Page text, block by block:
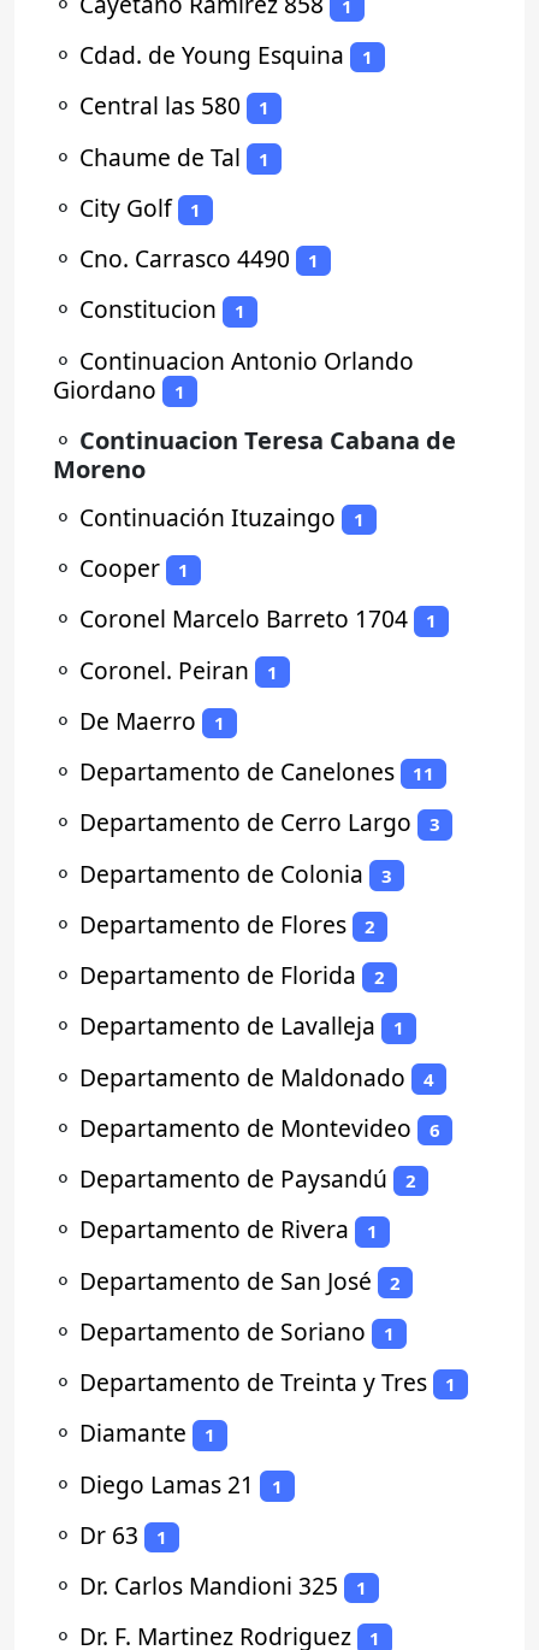
1
⚬ Cdad. de Young Esquina 1
⚬ Central las 580 1
⚬ Chaume de Tal 1
⚬ City Golf 1
⚬ Cno. Carrasco 4490 1
⚬ Constitucion 1
⚬ Continuacion Antonio Orlando
Giordano
1
⚬ Continuacion Teresa Cabana de
Moreno
⚬ Continuación Ituzaingo 1
⚬ Cooper 1
⚬ Coronel Marcelo Barreto 1704 1
⚬ Coronel. Peiran 1
⚬ De Maerro 1
⚬ Departamento de Canelones 11
⚬ Departamento de Cerro Largo 3
⚬ Departamento de Colonia 3
⚬ Departamento de Flores 2
⚬ Departamento de Florida 2
⚬ Departamento de Lavalleja 1
⚬ Departamento de Maldonado 4
⚬ Departamento de Montevideo 6
⚬ Departamento de Paysandú 2
⚬ Departamento de Rivera 1
⚬ Departamento de San José 2
⚬ Departamento de Soriano 1
⚬ Departamento de Treinta y Tres 1
⚬ Diamante 1
⚬ Diego Lamas 21 1
⚬ Dr 63 1
⚬ Dr. Carlos Mandioni 325 1
⚬ Dr. F. Martinez Rodriguez 1